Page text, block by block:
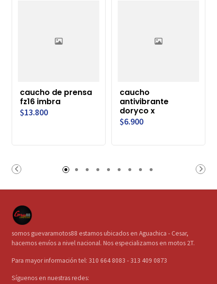
caucho de prensa
fz16 imbra
$13.800
caucho
antivibrante
doryco x
$6.900
somos guevaramotos88 estamos ubicados en Aguachica - Cesar,
hacemos envíos a nivel nacional. Nos especializamos en motos 2T.
Para mayor información tel: 310 664 8083 - 313 409 0873
Síguenos en nuestras redes: